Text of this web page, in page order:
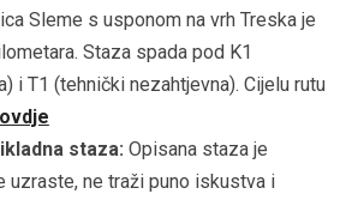
Sleme s usponom na vrh Treska je
Staza spada pod K1
i T1 (tehnički nezahtjevna). Cijelu rutu
ovdje
staza: Opisana staza je
uzraste, ne traži puno iskustva i